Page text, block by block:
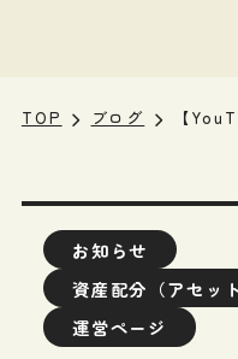
TOP ブログ 【
お知らせ
資産配分（アセッ
運営ページ